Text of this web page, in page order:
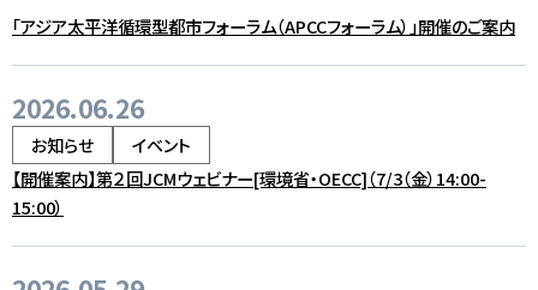
「アジア太平洋循環型都市フォーラム（APCCフォーラム）」開催のご案内
2026.06.26
お知らせ イベント
【開催案内】第２回JCMウェビナー[環境省・OECC]（7/3（金）14:00-
15:00）